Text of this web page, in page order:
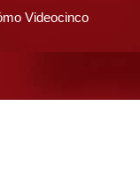
Videocinco